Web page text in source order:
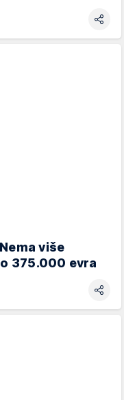
više
375.000 evra